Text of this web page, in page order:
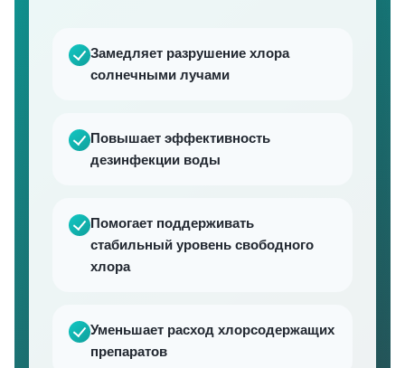
Замедляет разрушение хлора
солнечными лучами
Повышает эффективность
дезинфекции воды
Помогает поддерживать
стабильный уровень свободного
хлора
Уменьшает расход хлорсодержащих
препаратов